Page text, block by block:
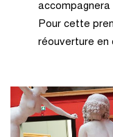
accompagnera
Pour cette
réouverture en